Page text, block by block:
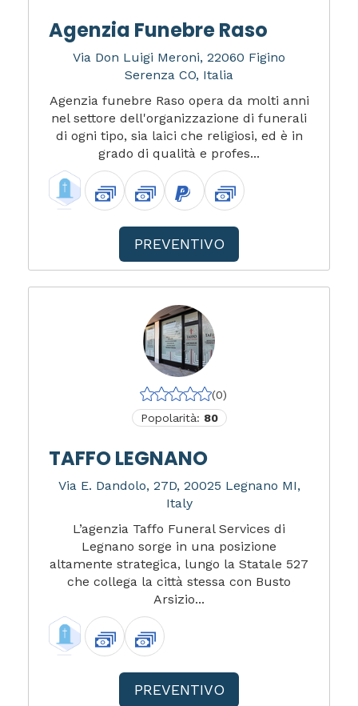
Agenzia Funebre Raso
Via Don Luigi Meroni, 22060 Figino
Serenza CO, Italia
Agenzia funebre Raso opera da molti anni
nel settore dell'organizzazione di funerali
di ogni tipo, sia laici che religiosi, ed è in
grado di qualità e profes...
PREVENTIVO
(0)
Popolarità: 80
TAFFO LEGNANO
Via E. Dandolo, 27D, 20025 Legnano MI,
Italy
L’agenzia Taffo Funeral Services di
Legnano sorge in una posizione
altamente strategica, lungo la Statale 527
che collega la città stessa con Busto
Arsizio...
PREVENTIVO